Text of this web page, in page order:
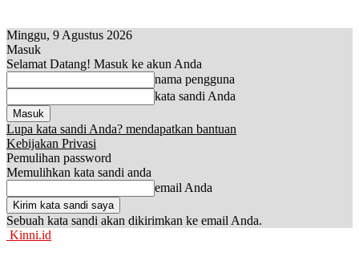
Minggu, 9 Agustus 2026
Masuk
Selamat Datang! Masuk ke akun Anda
nama pengguna
kata sandi Anda
Lupa kata sandi Anda? mendapatkan bantuan
Kebijakan Privasi
Pemulihan password
Memulihkan kata sandi anda
email Anda
Sebuah kata sandi akan dikirimkan ke email Anda.
Kinni.id